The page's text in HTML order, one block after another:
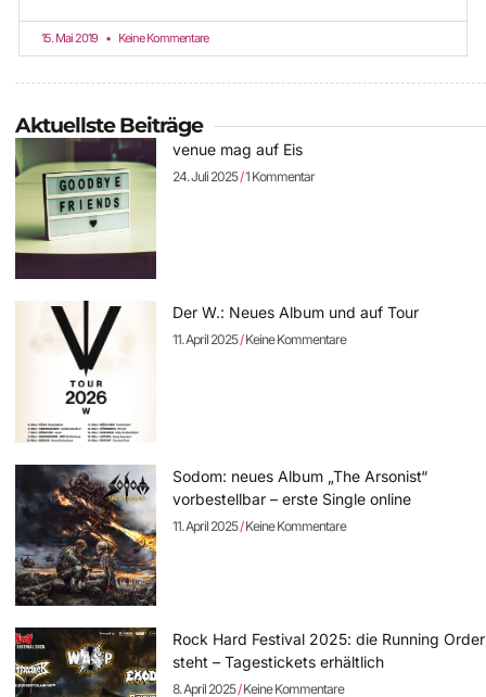
15. Mai 2019 Keine Kommentare
Aktuellste Beiträge
venue mag auf Eis
24. Juli 2025 1 Kommentar
Der W.: Neues Album und auf Tour
11. April 2025 Keine Kommentare
Sodom: neues Album „The Arsonist“
vorbestellbar – erste Single online
11. April 2025 Keine Kommentare
Rock Hard Festival 2025: die Running Order
steht – Tagestickets erhältlich
8. April 2025 Keine Kommentare